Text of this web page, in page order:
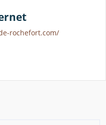
rochefort.com/